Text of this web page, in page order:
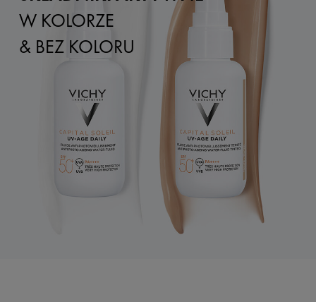
W KOLORZE
& BEZ KOLORU